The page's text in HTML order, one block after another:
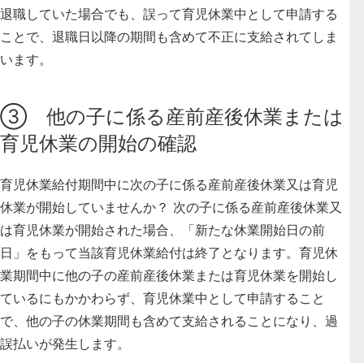
退職していた場合でも、誤って育児休業中として申請する
ことで、退職日以降の期間も含めて不正に支給されてしま
います。
③ 他の子に係る産前産後休業または
育児休業の開始の確認
育児休業給付期間中に次の子に係る産前産後休業又は育児
休業が開始していませんか？ 次の子に係る産前産後休業又
は育児休業が開始された場合、「新たな休業開始日の前
日」をもって当該育児休業給付は終了となります。育児休
業期間中に他の子の産前産後休業または育児休業を開始し
ているにもかかわらず、育児休業中として申請すること
で、他の子の休業期間も含めて支給されることになり、過
誤払いが発生します。